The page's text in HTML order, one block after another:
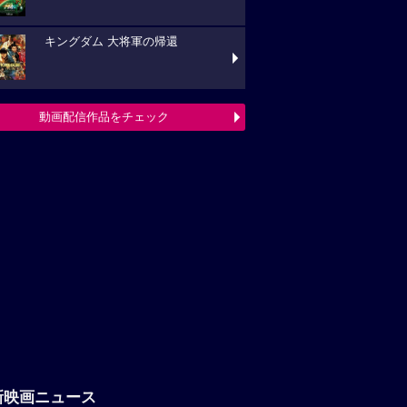
キングダム 大将軍の帰還
動画配信作品をチェック
映画ニュース